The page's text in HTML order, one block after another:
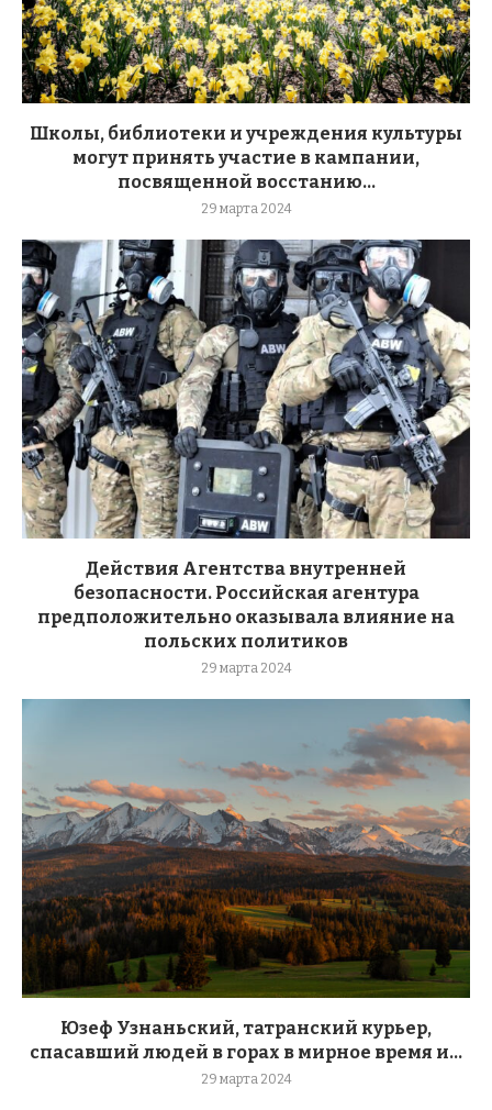
Школы, библиотеки и учреждения культуры
могут принять участие в кампании,
посвященной восстанию...
29 марта 2024
Действия Агентства внутренней
безопасности. Российская агентура
предположительно оказывала влияние на
польских политиков
29 марта 2024
Юзеф Узнаньский, татранский курьер,
спасавший людей в горах в мирное время и...
29 марта 2024